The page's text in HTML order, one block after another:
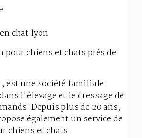
chat lyon
pour chiens et chats près de
, est une société familiale
l'élevage et le dressage de
Depuis plus de 20 ans,
également un service de
chiens et chats.